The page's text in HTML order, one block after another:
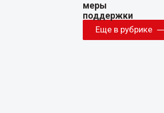
Еще в рубрике